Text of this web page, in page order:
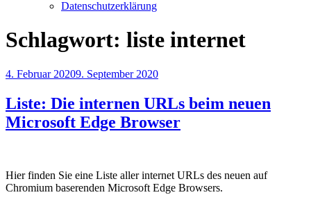
Datenschutzerklärung
Schlagwort: liste internet
Veröffentlicht
4. Februar 20209. September 2020
Liste: Die internen URLs beim neuen
Microsoft Edge Browser
Hier finden Sie eine Liste aller internet URLs des neuen auf
Chromium baserenden Microsoft Edge Browsers.